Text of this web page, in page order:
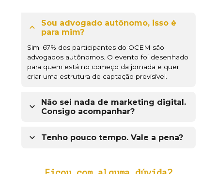
Sou advogado autônomo, isso é
para mim?
Sim. 67% dos participantes do OCEM são
advogados autônomos. O evento foi desenhado
para quem está no começo da jornada e quer
criar uma estrutura de captação previsível.
Não sei nada de marketing digital.
Consigo acompanhar?
que não têm nenhum conhecimento em
Tenho pouco tempo. Vale a pena?